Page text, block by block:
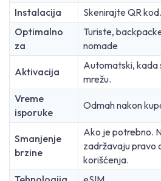
Instalacija
Skenirajte QR kod.
Optimalno
za
Turiste,
nomade
Aktivacija
Automatski, kada
mrežu.
Vreme
isporuke
Odmah nakon
Smanjenje
brzine
Ako je potrebno.
zadržavaju pravo
korišćenja.